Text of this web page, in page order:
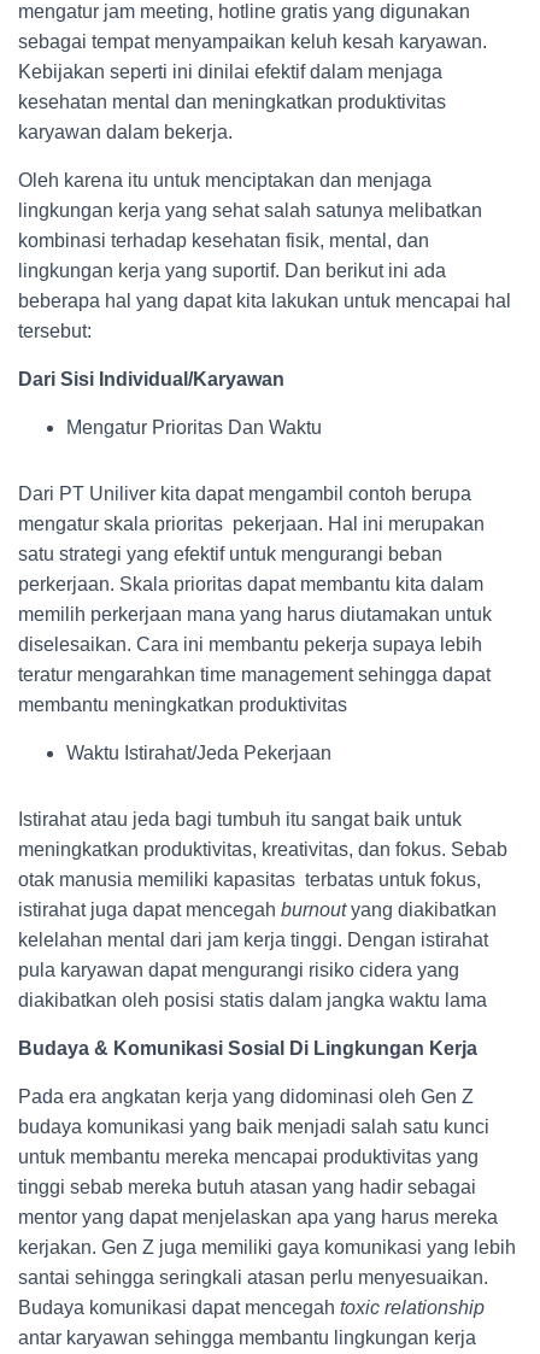
mengatur jam meeting, hotline gratis yang digunakan
sebagai tempat menyampaikan keluh kesah karyawan.
Kebijakan seperti ini dinilai efektif dalam menjaga
kesehatan mental dan meningkatkan produktivitas
karyawan dalam bekerja.
Oleh karena itu untuk menciptakan dan menjaga
lingkungan kerja yang sehat salah satunya melibatkan
kombinasi terhadap kesehatan fisik, mental, dan
lingkungan kerja yang suportif. Dan berikut ini ada
beberapa hal yang dapat kita lakukan untuk mencapai hal
tersebut:
Dari Sisi Individual/Karyawan
Mengatur Prioritas Dan Waktu
Dari PT Uniliver kita dapat mengambil contoh berupa
mengatur skala prioritas pekerjaan. Hal ini merupakan
satu strategi yang efektif untuk mengurangi beban
perkerjaan. Skala prioritas dapat membantu kita dalam
memilih perkerjaan mana yang harus diutamakan untuk
diselesaikan. Cara ini membantu pekerja supaya lebih
teratur mengarahkan time management sehingga dapat
membantu meningkatkan produktivitas
Waktu Istirahat/Jeda Pekerjaan
Istirahat atau jeda bagi tumbuh itu sangat baik untuk
meningkatkan produktivitas, kreativitas, dan fokus. Sebab
otak manusia memiliki kapasitas terbatas untuk fokus,
istirahat juga dapat mencegah burnoutyang diakibatkan
kelelahan mental dari jam kerja tinggi. Dengan istirahat
pula karyawan dapat mengurangi risiko cidera yang
diakibatkan oleh posisi statis dalam jangka waktu lama
Budaya & Komunikasi Sosial Di Lingkungan Kerja
Pada era angkatan kerja yang didominasi oleh Gen Z
budaya komunikasi yang baik menjadi salah satu kunci
untuk membantu mereka mencapai produktivitas yang
tinggi sebab mereka butuh atasan yang hadir sebagai
mentor yang dapat menjelaskan apa yang harus mereka
kerjakan. Gen Z juga memiliki gaya komunikasi yang lebih
santai sehingga seringkali atasan perlu menyesuaikan.
Budaya komunikasi dapat mencegah toxic relationship
antar karyawan sehingga membantu lingkungan kerja